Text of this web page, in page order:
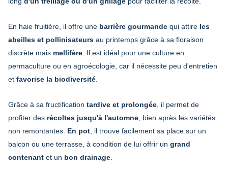
En haie fruitière, il offre une barrière gourmande qui attire les
abeilles et pollinisateurs au printemps grâce à sa floraison
discrète mais mellifère . Il est idéal pour une culture en
permaculture ou en agroécologie, car il nécessite peu d'entretien
et favorise la biodiversité
Grâce à sa fructification tardive et prolongée , il permet de
profiter des récoltes jusqu'à l'automne , bien après les variétés
non remontantes. En pot , il trouve facilement sa place sur un
balcon ou une terrasse, à condition de lui offrir un grand
contenant et un bon drainage